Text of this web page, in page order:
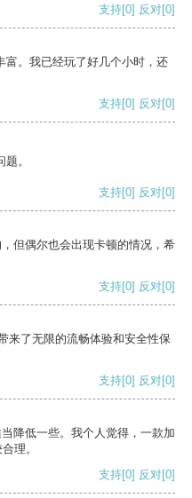
支持[0] 反对[0]
富。我已经玩了好几个小时，还
支持[0] 反对[0]
。
支持[0] 反对[0]
但偶尔也会出现卡顿的情况，希
支持[0] 反对[0]
来了无限的流畅体验和安全性保
支持[0] 反对[0]
降低一些。我个人觉得，一款加
理。
支持[0] 反对[0]